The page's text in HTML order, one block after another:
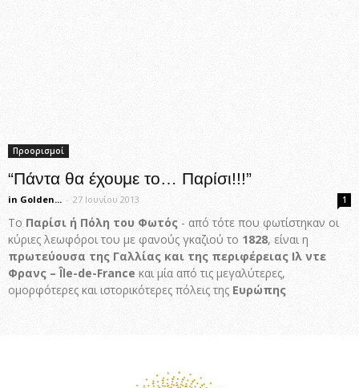
Προορισμοί
“Πάντα θα έχουμε το… Παρίσι!!!”
in Golden... - 27 Ιουνίου 2013 1
Το Παρίσι ή Πόλη του Φωτός - από τότε που φωτίστηκαν οι
κύριες λεωφόροι του με φανούς γκαζιού το 1828, είναι η
πρωτεύουσα της Γαλλίας και της περιφέρειας Ιλ ντε
Φρανς – Île-de-France και μία από τις μεγαλύτερες,
ομορφότερες και ιστορικότερες πόλεις της Ευρώπης